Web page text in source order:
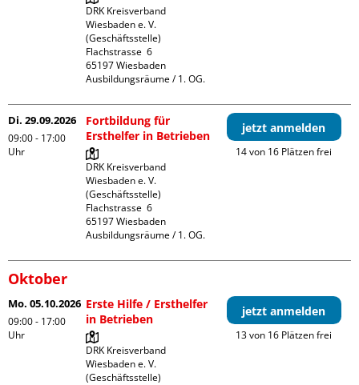
DRK Kreisverband
Wiesbaden e. V.
(Geschäftsstelle)
Flachstrasse  6
65197 Wiesbaden
Ausbildungsräume / 1. OG.
Di. 29.09.2026
09:00 - 17:00
Uhr
Fortbildung für
Ersthelfer in Betrieben
DRK Kreisverband
Wiesbaden e. V.
(Geschäftsstelle)
Flachstrasse  6
65197 Wiesbaden
Ausbildungsräume / 1. OG.
jetzt anmelden
14 von 16 Plätzen frei
Oktober
Mo. 05.10.2026
09:00 - 17:00
Uhr
Erste Hilfe / Ersthelfer
in Betrieben
DRK Kreisverband
Wiesbaden e. V.
(Geschäftsstelle)
jetzt anmelden
13 von 16 Plätzen frei